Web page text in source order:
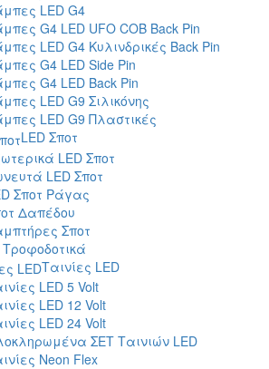
LED G4
G4 LED UFO COB Back Pin
LED G4 Κυλινδρικές Back Pin
G4 LED Side Pin
G4 LED Back Pin
LED G9 Σιλικόνης
LED G9 Πλαστικές
LED Σποτ
LED Σποτ
LED Σποτ
Σποτ Ράγας
Δαπέδου
Σποτ
Τροφοδοτικά
Ταινίες LED
LED 5 Volt
LED 12 Volt
LED 24 Volt
ΣΕΤ Ταινιών LED
Neon Flex